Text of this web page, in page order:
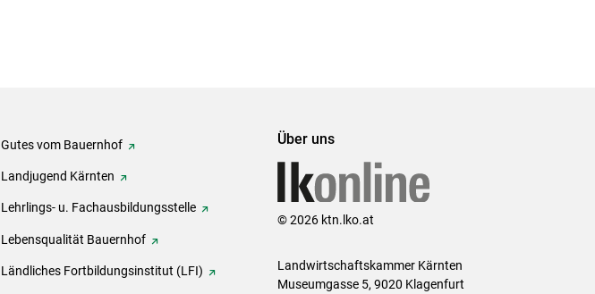
Gutes vom Bauernhof
Landjugend Kärnten
Lehrlings- u. Fachausbildungsstelle
Lebensqualität Bauernhof
Ländliches Fortbildungsinstitut (LFI)
Über uns
© 2026 ktn.lko.at
Landwirtschaftskammer Kärnten
Museumgasse 5, 9020 Klagenfurt